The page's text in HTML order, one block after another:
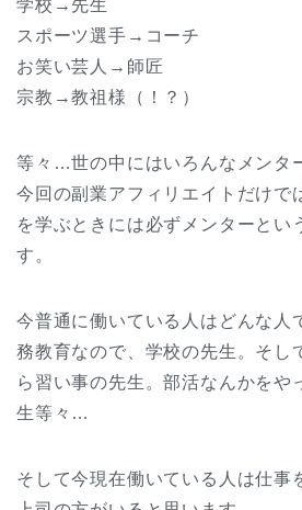
学校→先生
スポーツ選手→コーチ
お笑い芸人→師匠
宗教→教祖様（！？）
等々…世の中にはいろんなメンタ
今回の副業アフィリエイトだけで
を学ぶときには必ずメンターとい
す。
今普通に働いている人はどんな人
務教育なので、学校の先生。そし
ら習い事の先生。部活なんかをや
生等々…
そして今現在働いている人は仕事